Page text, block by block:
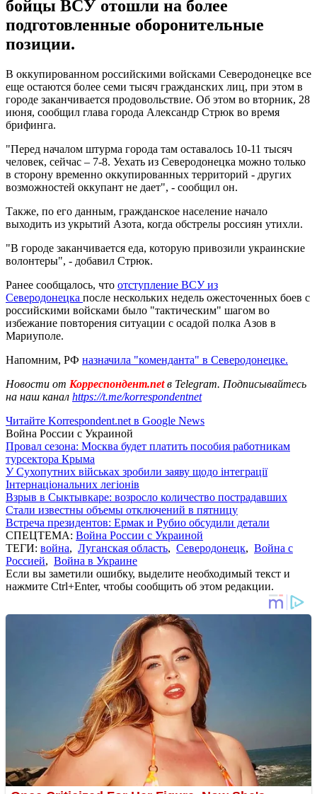
бойцы ВСУ отошли на более
подготовленные оборонительные
позиции.
В оккупированном российскими войсками Северодонецке все
еще остаются более семи тысяч гражданских лиц, при этом в
городе заканчивается продовольствие. Об этом во вторник, 28
июня, сообщил глава города Александр Стрюк во время
брифинга.
"Перед началом штурма города там оставалось 10-11 тысяч
человек, сейчас – 7-8. Уехать из Северодонецка можно только
в сторону временно оккупированных территорий - других
возможностей оккупант не дает", - сообщил он.
Также, по его данным, гражданское население начало
выходить из укрытий Азота, когда обстрелы россиян утихли.
"В городе заканчивается еда, которую привозили украинские
волонтеры", - добавил Стрюк.
Ранее сообщалось, что отступление ВСУ из
Северодонецка после нескольких недель ожесточенных боев с
российскими войсками было "тактическим" шагом во
избежание повторения ситуации с осадой полка Азов в
Мариуполе.
Напомним, РФ назначила "коменданта" в Северодонецке.
Новости от Корреспондент.netв Telegram. Подписывайтесь
на наш канал https://t.me/korrespondentnet
Читайте Korrespondent.net в Google News
Война России с Украиной
Провал сезона: Москва будет платить пособия работникам
турсектора Крыма
У Сухопутних військах зробили заяву щодо інтеграції
Інтернаціональних легіонів
Взрыв в Сыктывкаре: возросло количество пострадавших
Стали известны объемы отключений в пятницу
Встреча президентов: Ермак и Рубио обсудили детали
СПЕЦТЕМА: Война России с Украиной
ТЕГИ: война, Луганская область, Северодонецк, Война с
Россией, Война в Украине
Если вы заметили ошибку, выделите необходимый текст и
нажмите Ctrl+Enter, чтобы сообщить об этом редакции.